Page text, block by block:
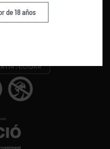
PREMIOS
de 18 años